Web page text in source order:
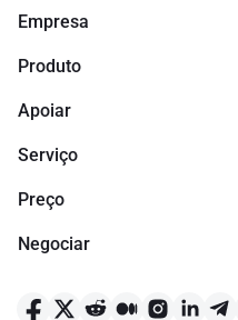
Empresa
Produto
Apoiar
Serviço
Preço
Negociar